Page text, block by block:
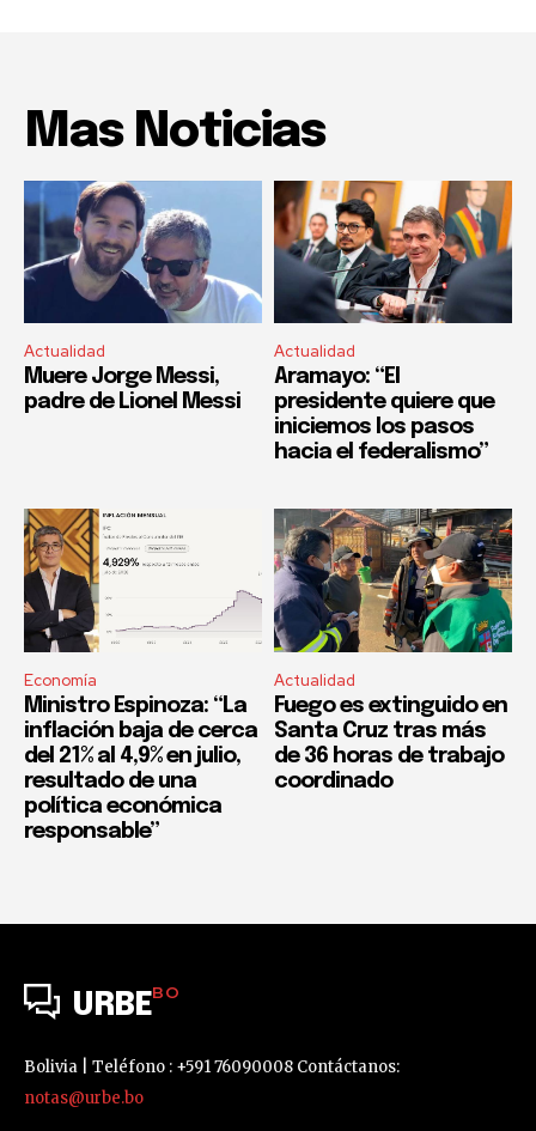
Mas Noticias
Actualidad
Muere Jorge Messi,
padre de Lionel Messi
Actualidad
Aramayo: “El
presidente quiere que
iniciemos los pasos
hacia el federalismo”
Economía
Ministro Espinoza: “La
inflación baja de cerca
del 21% al 4,9% en julio,
resultado de una
política económica
responsable”
Actualidad
Fuego es extinguido en
Santa Cruz tras más
de 36 horas de trabajo
coordinado
URBEBO
Bolivia | Teléfono : +591 76090008 Contáctanos:
notas@urbe.bo